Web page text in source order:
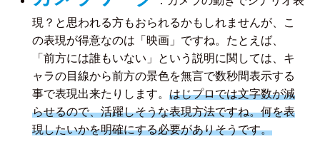
現？と思われる方もおられるかもしれませんが、こ
の表現が得意なのは「映画」ですね。たとえば、
「前方には誰もいない」という説明に関しては、キ
ャラの目線から前方の景色を無言で数秒間表示する
事で表現出来たりします。はじプロでは文字数が減
らせるので、活躍しそうな表現方法ですね。何を表
現したいかを明確にする必要がありそうです。